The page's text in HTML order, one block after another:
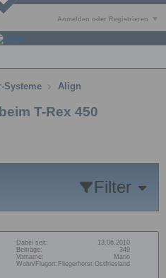
Anmelden oder Registrieren
Systeme Align
T-Rex 450
Filter
Dabei seit:
13.06.2010
Beiträge:
349
Vorname:
Mario
Wohn/Flugort: Fliegerhorst Ostfriesland